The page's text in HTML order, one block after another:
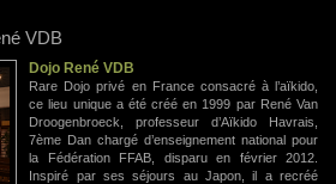
VDB
Dojo René VDB
Rare Dojo privé en France consacré à l’aïkido,
ce lieu unique a été créé en 1999 par René Van
Droogenbroeck, professeur d’Aïkido Havrais,
7ème Dan chargé d’enseignement national pour
la Fédération FFAB, disparu en février 2012.
Inspiré par ses séjours au Japon, il a recréé